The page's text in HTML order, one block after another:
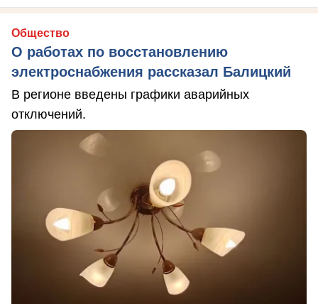
Общество
О работах по восстановлению
электроснабжения рассказал Балицкий
В регионе введены графики аварийных
отключений.